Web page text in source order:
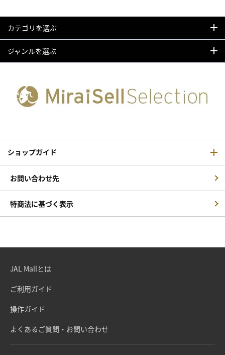
カテゴリを選ぶ
ジャンルを選ぶ
ショップガイド
お問い合わせ先
特商法に基づく表示
JAL Mallとは
ご利用ガイド
操作ガイド
よくあるご質問・お問い合わせ